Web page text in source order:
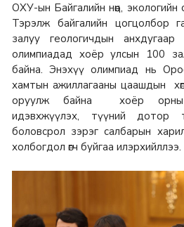
ОХУ-ын Байгалийн нөөц,
Тэрэлж байгалийн цогцолбор
залуу геологичдын
олимпиадад хоёр улсын 100
байна. Энэхүү олимпиад нь
хамтын ажиллагааны цаашдын
оруулж байна хоёр орны
идэвхжүүлэх, түүний дотор
боловсрол зэрэг салбарын
холбогдол өгч буйгаа